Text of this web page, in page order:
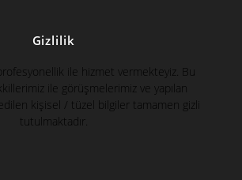
Gizlilik
ile hizmet vermekteyiz. Bu
ile görüşmelerimiz ve yapılan
kişisel / tüzel bilgiler tamamen gizli
tutulmaktadır.